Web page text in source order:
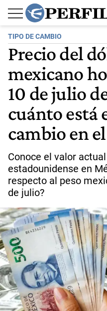
TIPO DE CAMBIO
Precio del
mexicano
10 de julio
cuánto está
cambio en
Conoce el valor
estadounidense en
respecto al peso
de julio?